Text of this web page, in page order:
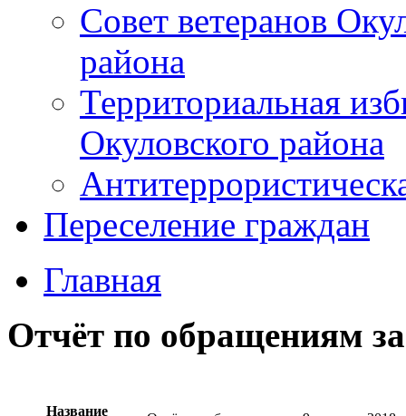
Совет ветеранов
района
Территориальная
Окуловского района
Переселение граждан
Главная
Отчёт по обращениям
Название